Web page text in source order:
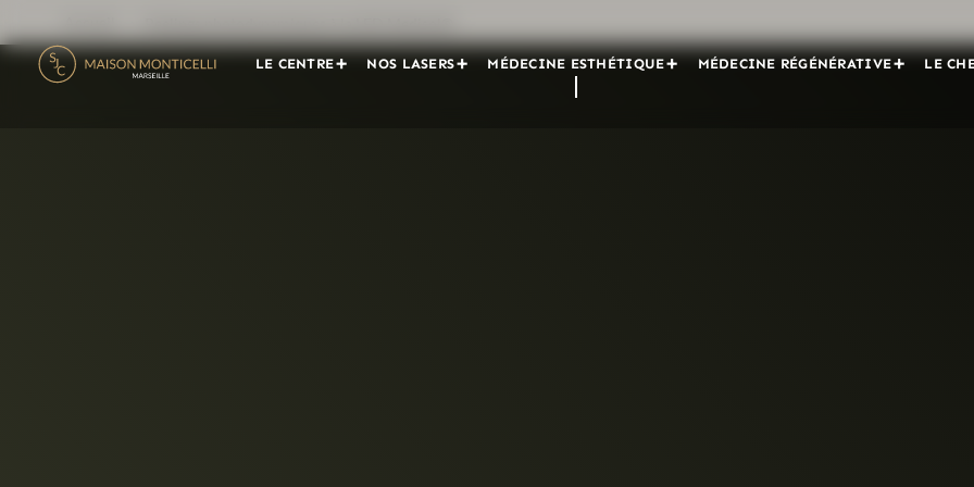
LE CENTRE NOS LASERS MÉDECINE ESTHÉTIQUE MÉDECINE RÉGÉNÉRATIVE LE